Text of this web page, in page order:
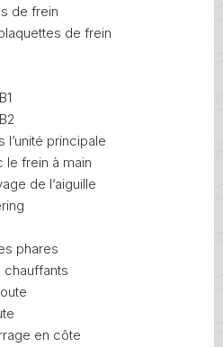
de frein
de frein
l’unité principale
le frein à main
de l’aiguille
phares
en côte